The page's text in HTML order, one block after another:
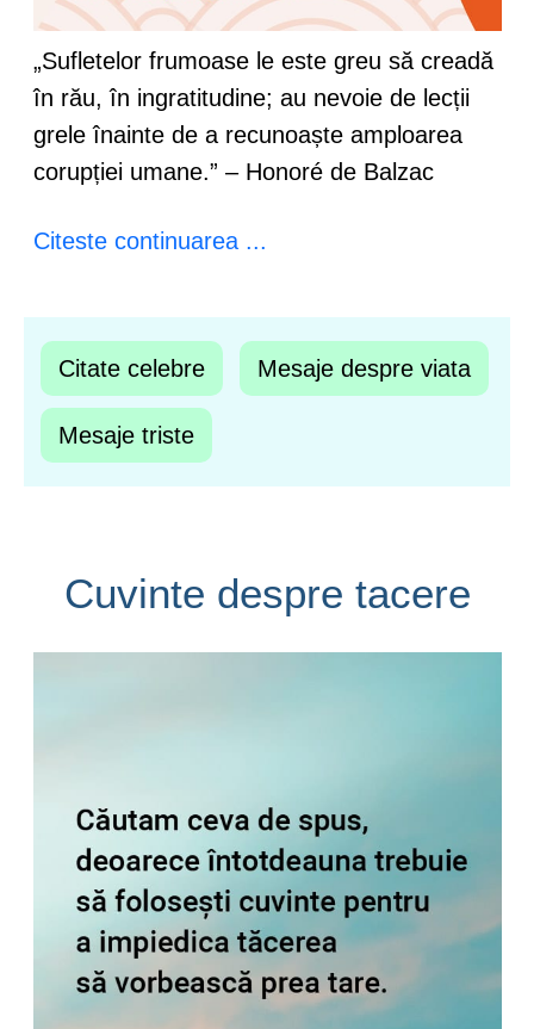
„Sufletelor frumoase le este greu să creadă
în rău, în ingratitudine; au nevoie de lecții
grele înainte de a recunoaște amploarea
corupției umane.” – Honoré de Balzac
Citeste continuarea ...
Citate celebre Mesaje despre viata
Mesaje triste
Cuvinte despre tacere